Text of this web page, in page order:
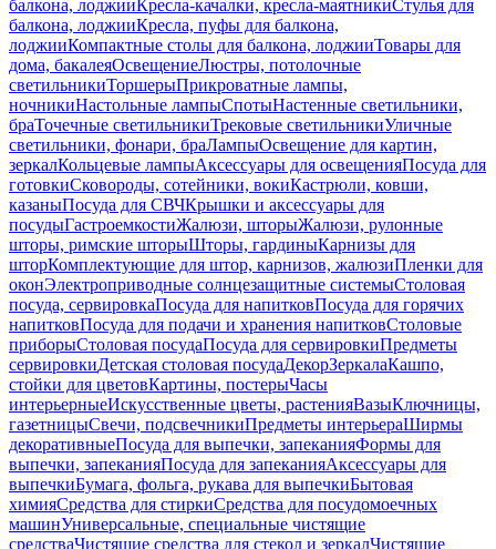
балкона, лоджииКресла-качалки, кресла-маятникиСтулья для
балкона, лоджииКресла, пуфы для балкона,
лоджииКомпактные столы для балкона, лоджииТовары для
дома, бакалеяОсвещениеЛюстры, потолочные
светильникиТоршерыПрикроватные лампы,
ночникиНастольные лампыСпотыНастенные светильники,
браТочечные светильникиТрековые светильникиУличные
светильники, фонари, браЛампыОсвещение для картин,
зеркалКольцевые лампыАксессуары для освещенияПосуда для
готовкиСковороды, сотейники, вокиКастрюли, ковши,
казаныПосуда для СВЧКрышки и аксессуары для
посудыГастроемкостиЖалюзи, шторыЖалюзи, рулонные
шторы, римские шторыШторы, гардиныКарнизы для
шторКомплектующие для штор, карнизов, жалюзиПленки для
оконЭлектроприводные солнцезащитные системыСтоловая
посуда, сервировкаПосуда для напитковПосуда для горячих
напитковПосуда для подачи и хранения напитковСтоловые
приборыСтоловая посудаПосуда для сервировкиПредметы
сервировкиДетская столовая посудаДекорЗеркалаКашпо,
стойки для цветовКартины, постерыЧасы
интерьерныеИскусственные цветы, растенияВазыКлючницы,
газетницыСвечи, подсвечникиПредметы интерьераШирмы
декоративныеПосуда для выпечки, запеканияФормы для
выпечки, запеканияПосуда для запеканияАксессуары для
выпечкиБумага, фольга, рукава для выпечкиБытовая
химияСредства для стиркиСредства для посудомоечных
машинУниверсальные, специальные чистящие
средстваЧистящие средства для стекол и зеркалЧистящие